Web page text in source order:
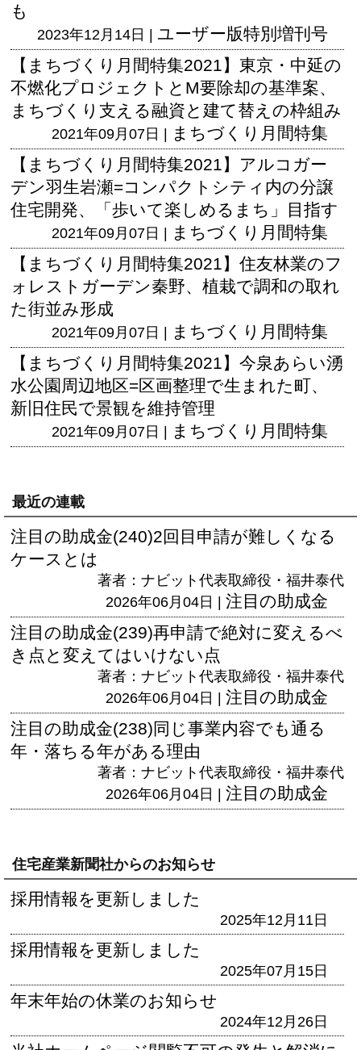
も
2023年12月14日 | ユーザー版特別増刊号
【まちづくり月間特集2021】東京・中延の
不燃化プロジェクトとM要除却の基準案、
まちづくり支える融資と建て替えの枠組み
2021年09月07日 | まちづくり月間特集
【まちづくり月間特集2021】アルコガー
デン羽生岩瀬=コンパクトシティ内の分譲
住宅開発、「歩いて楽しめるまち」目指す
2021年09月07日 | まちづくり月間特集
【まちづくり月間特集2021】住友林業のフ
ォレストガーデン秦野、植栽で調和の取れ
た街並み形成
2021年09月07日 | まちづくり月間特集
【まちづくり月間特集2021】今泉あらい湧
水公園周辺地区=区画整理で生まれた町、
新旧住民で景観を維持管理
2021年09月07日 | まちづくり月間特集
最近の連載
注目の助成金(240)2回目申請が難しくなる
ケースとは
著者：ナビット代表取締役・福井泰代
2026年06月04日 | 注目の助成金
注目の助成金(239)再申請で絶対に変えるべ
き点と変えてはいけない点
著者：ナビット代表取締役・福井泰代
2026年06月04日 | 注目の助成金
注目の助成金(238)同じ事業内容でも通る
年・落ちる年がある理由
著者：ナビット代表取締役・福井泰代
2026年06月04日 | 注目の助成金
住宅産業新聞社からのお知らせ
採用情報を更新しました
2025年12月11日
採用情報を更新しました
2025年07月15日
年末年始の休業のお知らせ
2024年12月26日